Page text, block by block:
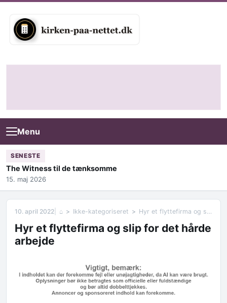
Menu
SENESTE
The Witness til de tænksomme
15. maj 2026
10. april 2022 ⌂ Ikke-kategoriseret Hyr et flyttefirma og slip for det hårde arbejde
Hyr et flyttefirma og slip for det hårde
arbejde